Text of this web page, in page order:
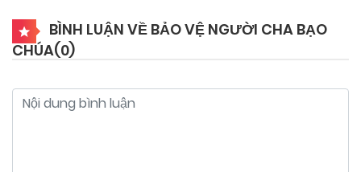
Chapter 37
Chapter 36 14/04/2026
BÌNH LUẬN VỀ BẢO VỆ NGƯỜI CHA BẠO
CHÚA(0)